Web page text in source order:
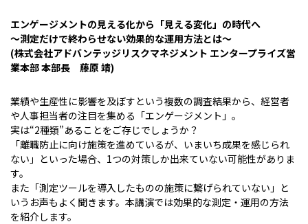
エンゲージメントの見える化から「見える変化」の時代へ
～測定だけで終わらせない効果的な運用方法とは～
(株式会社アドバンテッジリスクマネジメント エンタープライズ営
業本部 本部長 藤原 靖)
業績や生産性に影響を及ぼすという複数の調査結果から、経営者
や人事担当者の注目を集める「エンゲージメント」。
実は“2種類”あることをご存じでしょうか？
「離職防止に向け施策を進めているが、いまいち成果を感じられ
ない」といった場合、1つの対策しか出来ていない可能性がありま
す。
また「測定ツールを導入したものの施策に繋げられていない」と
いうお声もよく聞きます。本講演では効果的な測定・運用の方法
を紹介します。